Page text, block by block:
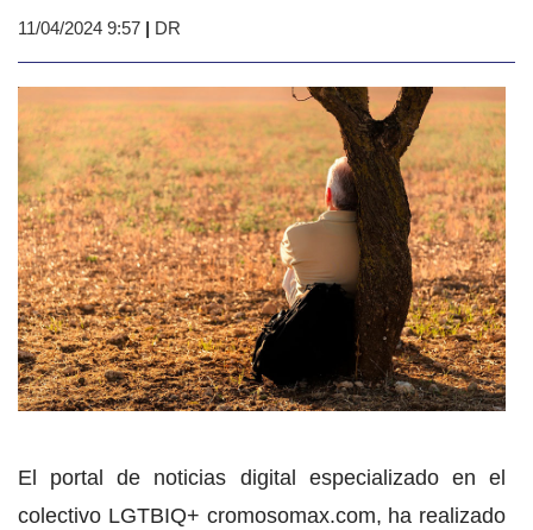
11/04/2024 9:57 | DR
El portal de noticias digital especializado en el
colectivo LGTBIQ+ cromosomax.com, ha realizado